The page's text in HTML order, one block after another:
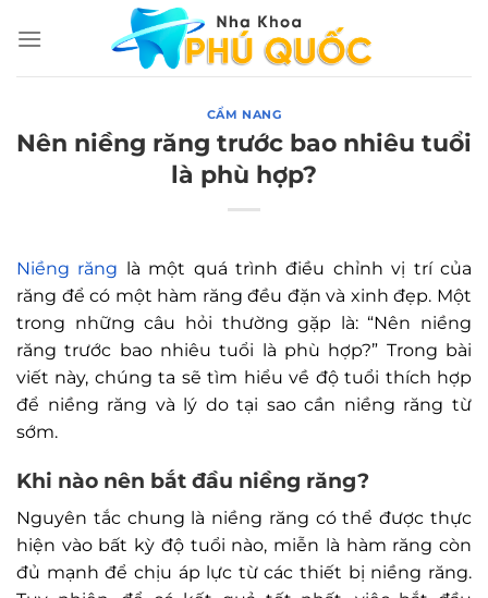
đến
CẨM NANG
Nên niềng răng trước bao nhiêu tuổi
là phù hợp?
Niềng răng là một quá trình điều chỉnh vị trí của
răng để có một hàm răng đều đặn và xinh đẹp. Một
trong những câu hỏi thường gặp là: “Nên niềng
răng trước bao nhiêu tuổi là phù hợp?” Trong bài
viết này, chúng ta sẽ tìm hiểu về độ tuổi thích hợp
để niềng răng và lý do tại sao cần niềng răng từ
sớm.
Khi nào nên bắt đầu niềng răng?
Nguyên tắc chung là niềng răng có thể được thực
hiện vào bất kỳ độ tuổi nào, miễn là hàm răng còn
đủ mạnh để chịu áp lực từ các thiết bị niềng răng.